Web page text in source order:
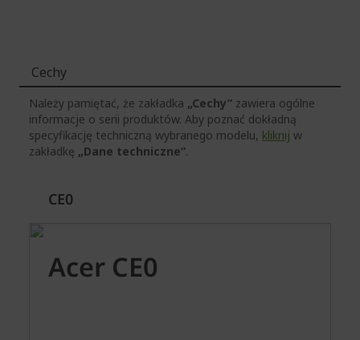
Cechy
Należy pamiętać, że zakładka „Cechy” zawiera ogólne
informacje o serii produktów. Aby poznać dokładną
specyfikację techniczną wybranego modelu, kliknij w
zakładkę „Dane techniczne”.